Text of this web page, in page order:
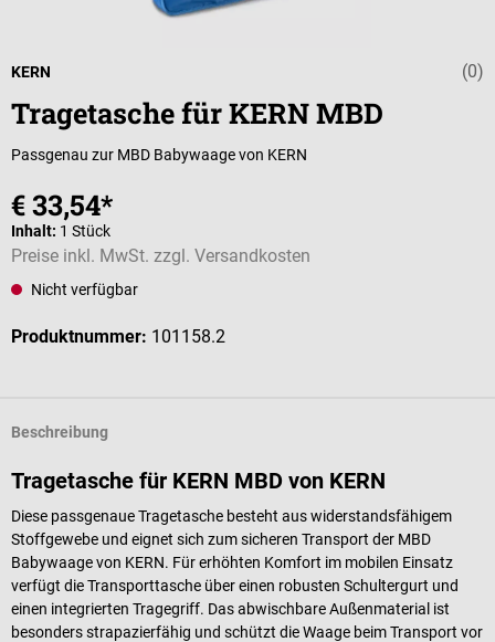
(0)
KERN
Tragetasche für KERN MBD
Passgenau zur MBD Babywaage von KERN
€ 33,54*
Inhalt: 1 Stück
Preise inkl. MwSt. zzgl. Versandkosten
Nicht verfügbar
Produktnummer: 101158.2
Beschreibung
Tragetasche für KERN MBD von KERN
Diese passgenaue Tragetasche besteht aus widerstandsfähigem
Stoffgewebe und eignet sich zum sicheren Transport der MBD
Babywaage von KERN. Für erhöhten Komfort im mobilen Einsatz
verfügt die Transporttasche über einen robusten Schultergurt und
einen integrierten Tragegriff. Das abwischbare Außenmaterial ist
besonders strapazierfähig und schützt die Waage beim Transport vor